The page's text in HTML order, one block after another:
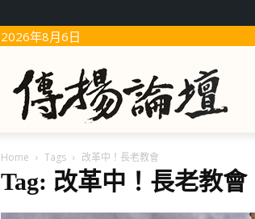
2026年8月6日
Home Tags 改革中！長老教會
Tag: 改革中！長老教會